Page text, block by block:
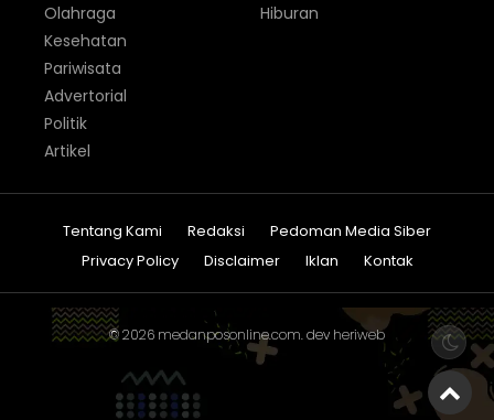
Olahraga
Hiburan
Kesehatan
Pariwisata
Advertorial
Politik
Artikel
Tentang Kami Redaksi
Pedoman Media Siber
Privacy Policy
Disclaimer Iklan Kontak
© 2026 medanposonline.com. dev heriweb